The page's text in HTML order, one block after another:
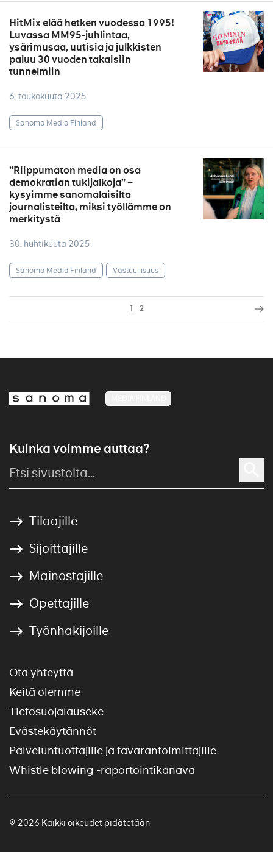
HitMix elää hetken vuodessa 1995!
Luvassa MM95-juhlintaa,
ysärimusaa, uutisia ja julkkisten
paluu 30 vuoden takaisiin
tunnelmiin
6. toukokuuta 2025
Sanoma Media Finland
”Riippumaton media on osa
demokratian tukijalkoja” –
kysyimme sanomalaisilta
journalisteilta, miksi työllämme on
merkitystä
30. huhtikuuta 2025
Sanoma Media Finland Vastuullisuus
1 2
Kuinka voimme auttaa?
Tilaajille
Sijoittajille
Mainostajille
Opettajille
Työnhakijoille
Ota yhteyttä
Keitä olemme
Tietosuojalauseke
Evästekäytännöt
Palveluntuottajille ja tavarantoimittajille
Whistle blowing -raportointikanava
© 2026 Kaikki oikeudet pidätetään